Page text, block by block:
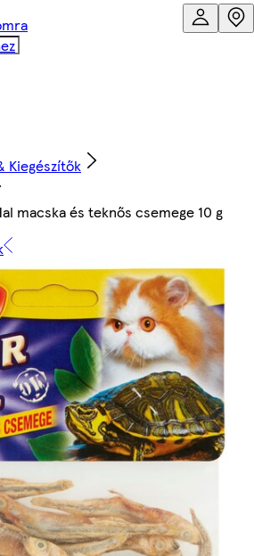
Kiegészítők
macska és teknős csemege 10 g